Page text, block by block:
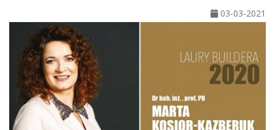
03-03-2021